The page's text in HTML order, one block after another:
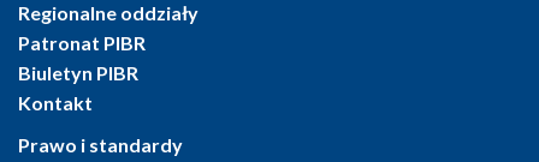
Regionalne oddziały
Patronat PIBR
Biuletyn PIBR
Kontakt
Prawo i standardy